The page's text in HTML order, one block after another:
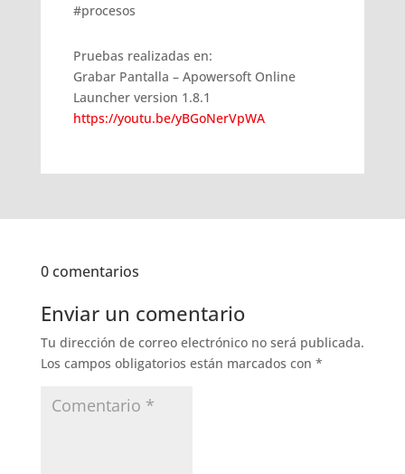
#procesos
Pruebas realizadas en:
Grabar Pantalla – Apowersoft Online
Launcher version 1.8.1
https://youtu.be/yBGoNerVpWA
0 comentarios
Enviar un comentario
Tu dirección de correo electrónico no será publicada.
Los campos obligatorios están marcados con *